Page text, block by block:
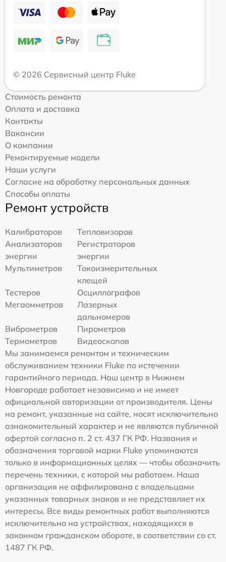
© 2026 Сервисный центр Fluke
Стоимость ремонта
Оплата и доставка
Контакты
Вакансии
О компании
Ремонтируемые модели
Наши услуги
Согласие на обработку персональных данных
Способы оплаты
Ремонт устройств
Калибраторов
Тепловизоров
Анализаторов
энергии
Регистраторов
энергии
Мультиметров
Токоизмерительных
клещей
Тестеров
Осциллографов
Мегаомметров
Лазерных
дальномеров
Виброметров
Пирометров
Термометров
Видеоскопов
Мы занимаемся ремонтом и техническим
обслуживанием техники Fluke по истечении
гарантийного периода. Наш центр в Нижнем
Новгороде работает независимо и не имеет
официальной авторизации от производителя. Цены
на ремонт, указанные на сайте, носят исключительно
ознакомительный характер и не являются публичной
офертой согласно п. 2 ст. 437 ГК РФ. Названия и
обозначения торговой марки Fluke упоминаются
только в информационных целях — чтобы обозначить
перечень техники, с которой мы работаем. Наша
организация не аффилирована с владельцами
указанных товарных знаков и не представляет их
интересы. Все виды ремонтных работ выполняются
исключительно на устройствах, находящихся в
законном гражданском обороте, в соответствии со ст.
1487 ГК РФ.